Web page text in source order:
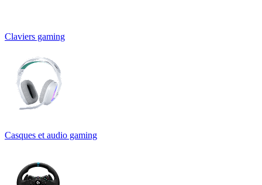
Claviers gaming
Casques et audio gaming